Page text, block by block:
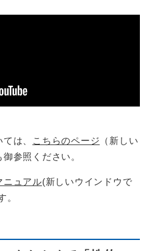
は、 こちらのページ （新しい
参照ください。
ニュアル(新しいウインドウで
。